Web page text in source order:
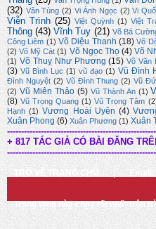
(32) Vân Tùng (2) Vi Ánh Ngọc (2) Vi
Viễn Trình (25) Việt Quỳnh (1) Việt
Thông (43) Vĩnh Tuy (21) Võ Bá
Công Liêm (1) Võ Diệu Thanh (18) Võ
(2) Võ Mỹ Cát (1) Võ Ngọc Thọ (4) Võ
(1) Võ Thuỵ Như Phương (15) Võ Văn
(3) Vũ Bình Lục (1) vũ đạo (1) Vũ Đình
Đình Nguyệt (2) Vũ Đình Thung (2) Vũ
(2) Vũ Miên Thảo (5) Vũ Thành An (1)
(8) Vũ Trọng Quang (1) Vũ Trọng Tâm
Hạnh (1) Vương Hoài Uyên (4)
Xuân Phong (6) Xuân Phương (1) Xuân
+ 817 TÁC GIẢ CÓ BÀI ĐĂNG
TRỞ VỀ TRANG CHỦ
Trang Web này chạy tốt nhất trên